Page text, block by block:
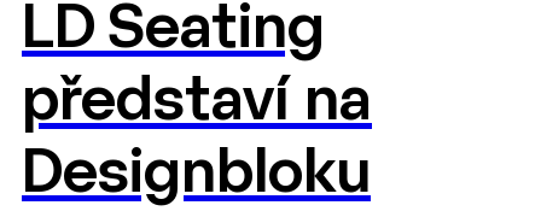
LD Seating
představí na
Designbloku